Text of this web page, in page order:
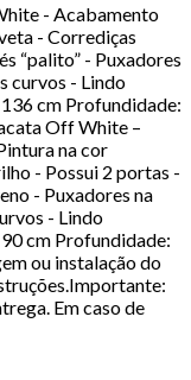
- Acabamento
- Corrediças
“palito” - Puxadores
curvos - Lindo
cm Profundidade:
Off White –
na cor
- Possui 2 portas -
- Puxadores na
- Lindo
cm Profundidade:
ou instalação do
Em caso de